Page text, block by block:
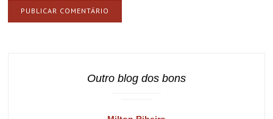
Outro blog dos bons